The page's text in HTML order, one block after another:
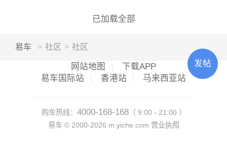
已加载全部
发帖
易车 > 社区 > 社区
网站地图
下载APP
易车国际站
香港站 马来西亚站
购车热线： 4000-168-168（ 9:00 - 21:00 ）
易车 © 2000-2026 m.yiche.com 营业执照